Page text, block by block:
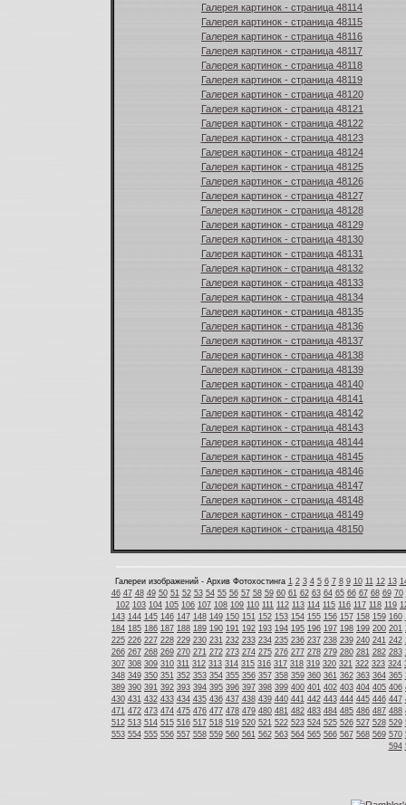
Галерея картинок - страница 48114
Галерея картинок - страница 48115
Галерея картинок - страница 48116
Галерея картинок - страница 48117
Галерея картинок - страница 48118
Галерея картинок - страница 48119
Галерея картинок - страница 48120
Галерея картинок - страница 48121
Галерея картинок - страница 48122
Галерея картинок - страница 48123
Галерея картинок - страница 48124
Галерея картинок - страница 48125
Галерея картинок - страница 48126
Галерея картинок - страница 48127
Галерея картинок - страница 48128
Галерея картинок - страница 48129
Галерея картинок - страница 48130
Галерея картинок - страница 48131
Галерея картинок - страница 48132
Галерея картинок - страница 48133
Галерея картинок - страница 48134
Галерея картинок - страница 48135
Галерея картинок - страница 48136
Галерея картинок - страница 48137
Галерея картинок - страница 48138
Галерея картинок - страница 48139
Галерея картинок - страница 48140
Галерея картинок - страница 48141
Галерея картинок - страница 48142
Галерея картинок - страница 48143
Галерея картинок - страница 48144
Галерея картинок - страница 48145
Галерея картинок - страница 48146
Галерея картинок - страница 48147
Галерея картинок - страница 48148
Галерея картинок - страница 48149
Галерея картинок - страница 48150
Галереи изображений - Архив Фотохостинга 1 2 3 4 5 6 7 8 9 10 11 12 13
46 47 48 49 50 51 52 53 54 55 56 57 58 59 60 61 62 63 64 65 66 67 68 69 70
102 103 104 105 106 107 108 109 110 111 112 113 114 115 116 117 118 119
143 144 145 146 147 148 149 150 151 152 153 154 155 156 157 158 159 160
184 185 186 187 188 189 190 191 192 193 194 195 196 197 198 199 200 201
225 226 227 228 229 230 231 232 233 234 235 236 237 238 239 240 241 242
266 267 268 269 270 271 272 273 274 275 276 277 278 279 280 281 282 283
307 308 309 310 311 312 313 314 315 316 317 318 319 320 321 322 323 324
348 349 350 351 352 353 354 355 356 357 358 359 360 361 362 363 364 365
389 390 391 392 393 394 395 396 397 398 399 400 401 402 403 404 405 406
430 431 432 433 434 435 436 437 438 439 440 441 442 443 444 445 446 447
471 472 473 474 475 476 477 478 479 480 481 482 483 484 485 486 487 488
512 513 514 515 516 517 518 519 520 521 522 523 524 525 526 527 528 529
553 554 555 556 557 558 559 560 561 562 563 564 565 566 567 568 569 570
594